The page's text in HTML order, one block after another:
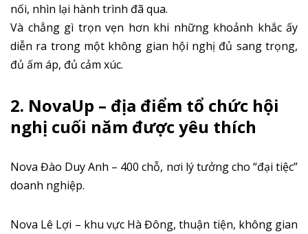
nối, nhìn lại hành trình đã qua.
Và chẳng gì trọn vẹn hơn khi những khoảnh khắc ấy
diễn ra trong một không gian hội nghị đủ sang trọng,
đủ ấm áp, đủ cảm xúc.
2. NovaUp – địa điểm tổ chức hội
nghị cuối năm được yêu thích
Nova Đào Duy Anh – 400 chỗ, nơi lý tưởng cho “đại tiệc”
doanh nghiệp.
Nova Lê Lợi – khu vực Hà Đông, thuận tiện, không gian